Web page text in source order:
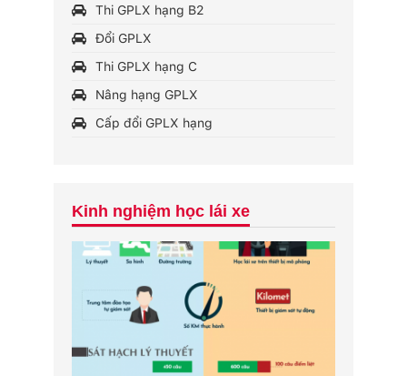
Thi GPLX hạng B2
Đổi GPLX
Thi GPLX hạng C
Nâng hạng GPLX
Cấp đổi GPLX hạng
Kinh nghiệm học lái xe